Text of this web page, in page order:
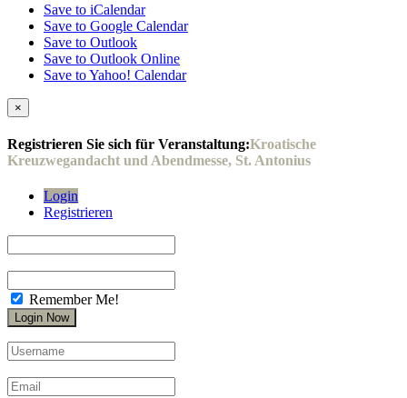
Save to iCalendar
Save to Google Calendar
Save to Outlook
Save to Outlook Online
Save to Yahoo! Calendar
×
Registrieren Sie sich für Veranstaltung:Kroatische
Kreuzwegandacht und Abendmesse, St. Antonius
Login
Registrieren
Remember Me!